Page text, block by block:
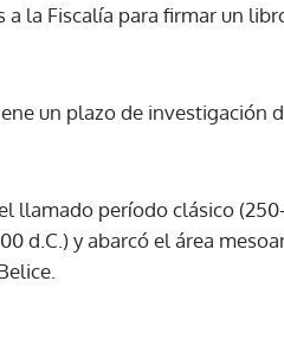
suscribirte a nuestro boletín.
ACEPTAR
a la Fiscalía para firmar un
un plazo de investigación
llamado período clásico
d.C.) y abarcó el área